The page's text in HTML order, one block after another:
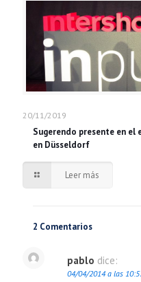
20/11/2019
Sugerendo presente en
en Düsseldorf
Leer más
2 Comentarios
pablo dice:
04/04/2014 a las